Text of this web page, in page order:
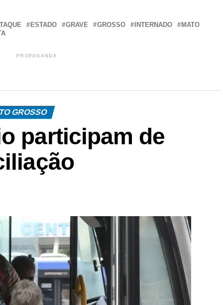
ESTADO GRAVE GROSSO INTERNADO
MATO
PROPAGANDA
GROSSO
participam de